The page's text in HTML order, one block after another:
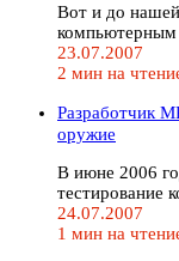
Вот и до
компьютерным
23.07.2007
2 мин на
Разработчик
оружие
В июне 2006
тестирование
24.07.2007
1 мин на